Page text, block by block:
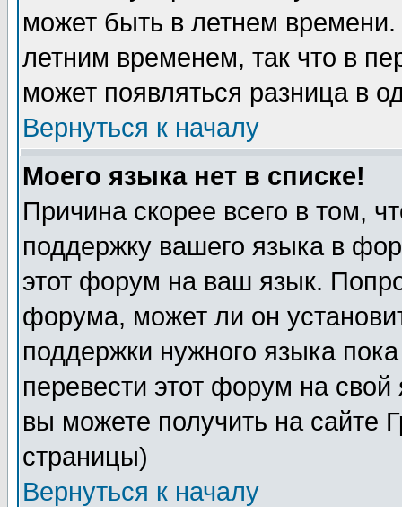
может быть в летнем
летним временем, так что в
может появляться разница в
Вернуться к началу
Моего языка нет в списке!
Причина скорее всего в том,
поддержку вашего языка в
этот форум на ваш язык.
форума, может ли он
поддержки нужного языка
перевести этот форум на
вы можете получить на сайте
страницы)
Вернуться к началу